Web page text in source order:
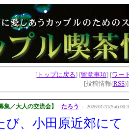
[ トップに戻る] [留意事項] [ワー
[投稿情報(RSS
／大人の交流会】 たろう ： 2026/01/31(Sat)
び、小田原近郊にて